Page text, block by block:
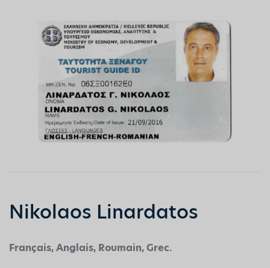
Nikolaos Linardatos
Français, Anglais, Roumain, Grec.